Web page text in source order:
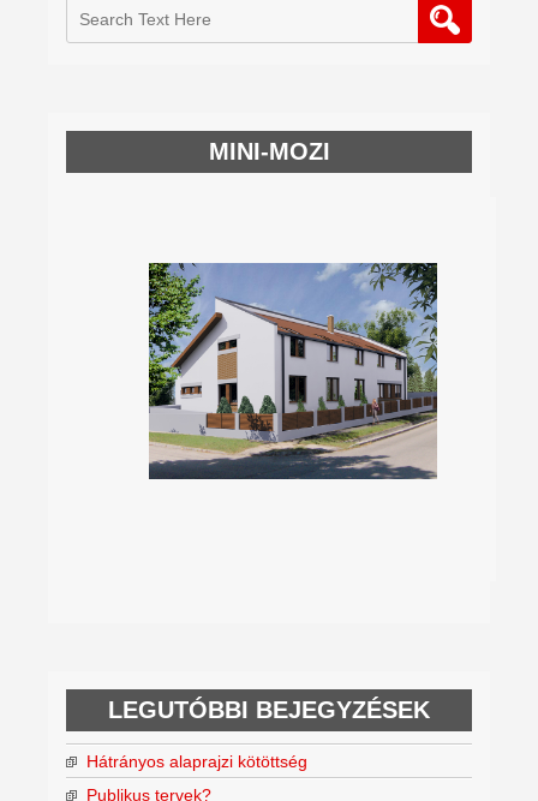
MINI-MOZI
LEGUTÓBBI BEJEGYZÉSEK
Hátrányos alaprajzi kötöttség
Publikus tervek?